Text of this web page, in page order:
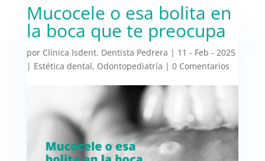
Mucocele o esa bolita en
la boca que te preocupa
por Clínica Isdent. Dentista Pedrera | 11 - Feb - 2025
| Estética dental, Odontopediatría | 0 Comentarios